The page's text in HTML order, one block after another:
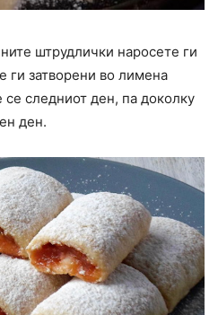
штрудлички наросете ги
ги затворени во лимена
се следниот ден, па доколку
ден.